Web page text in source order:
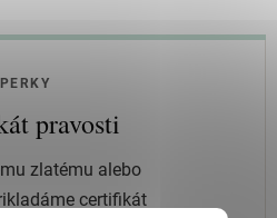
pravosti
zlatému alebo
certifikát